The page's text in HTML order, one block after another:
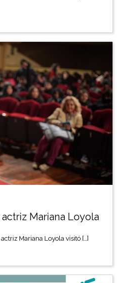
Mariana Loyola
Mariana Loyola visitó […]